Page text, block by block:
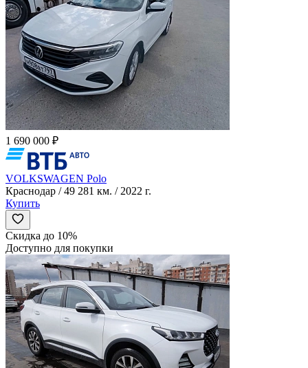
1 690 000 ₽
VOLKSWAGEN Polo
Краснодар / 49 281 км. / 2022 г.
Купить
Скидка до 10%
Доступно для покупки